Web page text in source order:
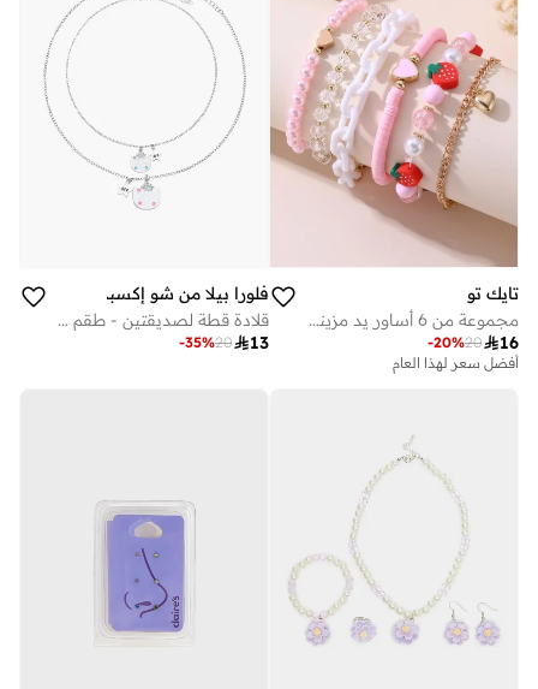
تايك تو
مجموعة من 6 أساور يد مزينة بالخرز
16
20
-20%
أفضل سعر لهذا العام
فلورا بيلا من شو إكسبرس
قلادة قطة لصديقتين - طقم من قطعتين
13
20
-35%